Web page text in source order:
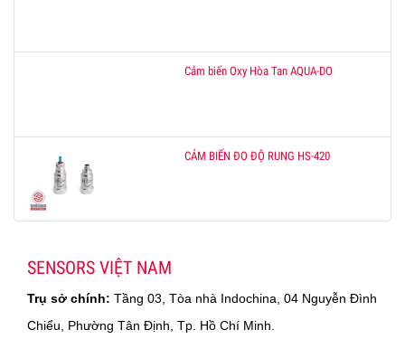
Cảm biến Oxy Hòa Tan AQUA-DO
CẢM BIẾN ĐO ĐỘ RUNG HS-420
SENSORS VIỆT NAM
Trụ sở chính: Tầng 03, Tòa nhà Indochina, 04 Nguyễn Đình
Chiểu, Phường Tân Định, Tp. Hồ Chí Minh.